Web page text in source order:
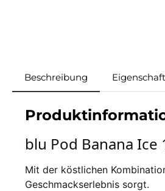
Beschreibung
blu Pod Banana Ice
Mit der köstlichen
Geschmackserlebnis sorgt.